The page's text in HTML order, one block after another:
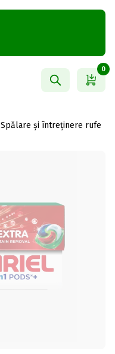
0
Spălare și întreținere rufe